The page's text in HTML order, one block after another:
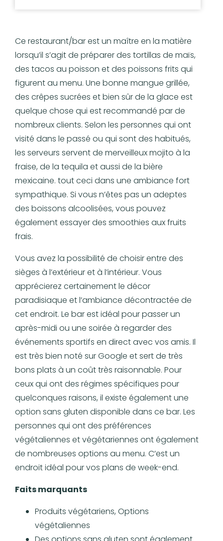
Ce restaurant/bar est un maître en la matière
lorsqu’il s’agit de préparer des tortillas de maïs,
des tacos au poisson et des poissons frits qui
figurent au menu. Une bonne mangue grillée,
des crêpes sucrées et bien sûr de la glace est
quelque chose qui est recommandé par de
nombreux clients. Selon les personnes qui ont
visité dans le passé ou qui sont des habitués,
les serveurs servent de merveilleux mojito à la
fraise, de la tequila et aussi de la bière
mexicaine. tout ceci dans une ambiance fort
sympathique. Si vous n’êtes pas un adeptes
des boissons alcoolisées, vous pouvez
également essayer des smoothies aux fruits
frais.
Vous avez la possibilité de choisir entre des
sièges à l’extérieur et à l’intérieur. Vous
apprécierez certainement le décor
paradisiaque et l’ambiance décontractée de
cet endroit. Le bar est idéal pour passer un
après-midi ou une soirée à regarder des
événements sportifs en direct avec vos amis. Il
est très bien noté sur Google et sert de très
bons plats à un coût très raisonnable. Pour
ceux qui ont des régimes spécifiques pour
quelconques raisons, il existe également une
option sans gluten disponible dans ce bar. Les
personnes qui ont des préférences
végétaliennes et végétariennes ont également
de nombreuses options au menu. C’est un
endroit idéal pour vos plans de week-end.
Faits marquants
Produits végétariens, Options
végétaliennes